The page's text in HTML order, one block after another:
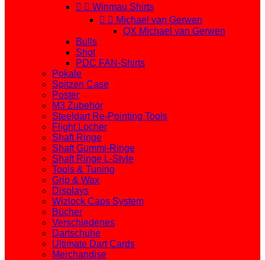
  Winmau Shirts
  Michael van Gerwen
QX Michael van Gerwen
Bulls
Shot
PDC FAN-Shirts
Pokale
Spitzen Case
Poster
M3 Zubehör
Steeldart Re-Pointing Tools
Flight Locher
Shaft Ringe
Shaft Gummi-Ringe
Shaft Ringe L-Style
Tools & Tuning
Grip & Wax
Displays
Wizlock Caps System
Bücher
Verschiedenes
Dartschuhe
Ultimate Dart Cards
Merchandise